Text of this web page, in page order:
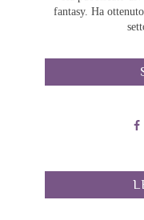
fantasy. Ha